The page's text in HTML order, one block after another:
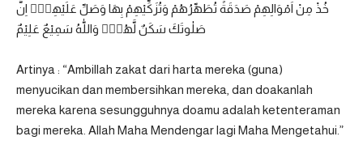
خُذْ مِنْ اَمْوَالِهِمْ صَدَقَةً تُطَهِّرُهُمْ وَتُزَكِّيْهِمْ بِهَا وَصَلِّ عَلَيْهِمْۗ اِنَّ
صَلٰوتَكَ سَكَنٌ لَّهُمْۗ وَاللّٰهُ سَمِيْعٌ عَلِيْمٌ
Artinya : “Ambillah zakat dari harta mereka (guna)
menyucikan dan membersihkan mereka, dan doakanlah
mereka karena sesungguhnya doamu adalah ketenteraman
bagi mereka. Allah Maha Mendengar lagi Maha Mengetahui.”